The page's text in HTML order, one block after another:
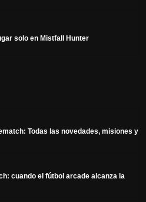
solo en Mistfall Hunter
Todas las novedades, misiones y
cuando el fútbol arcade alcanza la